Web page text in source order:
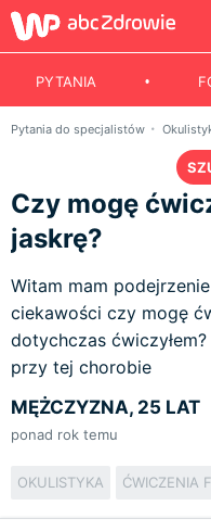
PYTANIA
Pytania do specjalistów
Czy mogę
jaskrę?
Witam mam
ciekawości czy mogę
dotychczas
przy tej chorobie
MĘŻCZYZNA, 25 LAT
ponad rok temu
OKULISTYKA ĆWICZENIA